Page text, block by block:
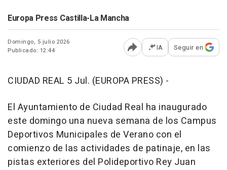
Europa Press Castilla-La Mancha
Domingo, 5 julio 2026
Publicado: 12:44
Abrir opciones para
IA Seguir en
CIUDAD REAL 5 Jul. (EUROPA PRESS) -
El Ayuntamiento de Ciudad Real ha inaugurado
este domingo una nueva semana de los Campus
Deportivos Municipales de Verano con el
comienzo de las actividades de patinaje, en las
pistas exteriores del Polideportivo Rey Juan